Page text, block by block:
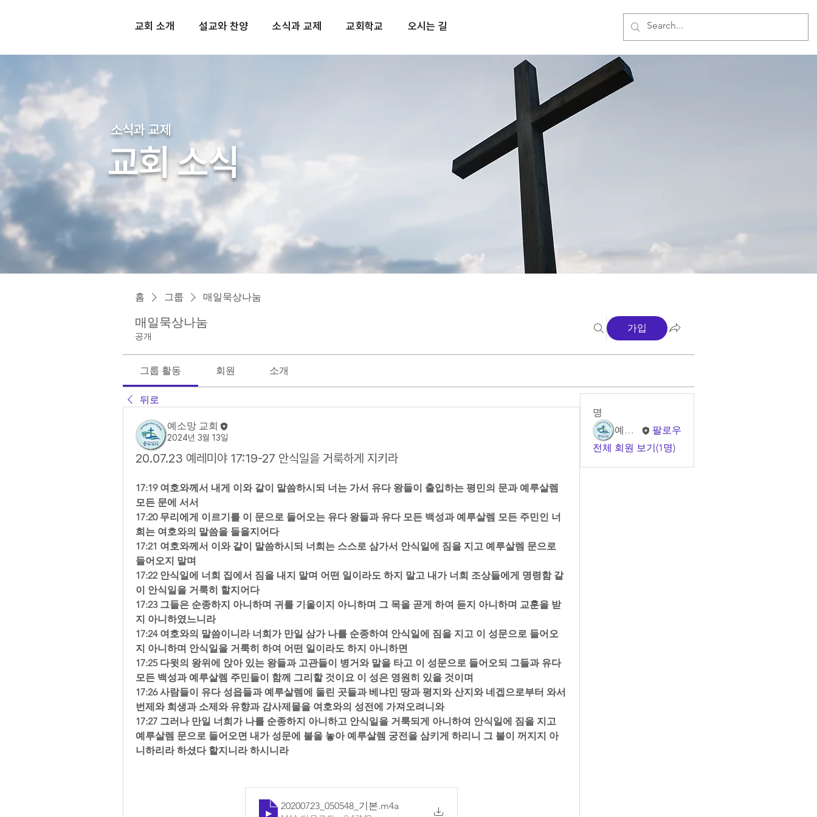
교회 소개 설교와 찬양 소식과 교제 교회학교 오시는 길
소식과 교제
교회 소식
홈 그룹 매일묵상나눔
매일묵상나눔
공개
가입
그룹 활동 회원 소개
뒤로
예소망 교회
2024년 3월 13일
20.07.23 예레미야 17:19-27 안식일을 거룩하게 지키라
17:19 여호와께서 내게 이와 같이 말씀하시되 너는 가서 유다 왕들이 출입하는 평민의 문과 예루살렘
모든 문에 서서
17:20 무리에게 이르기를 이 문으로 들어오는 유다 왕들과 유다 모든 백성과 예루살렘 모든 주민인 너
희는 여호와의 말씀을 들을지어다
17:21 여호와께서 이와 같이 말씀하시되 너희는 스스로 삼가서 안식일에 짐을 지고 예루살렘 문으로
들어오지 말며
17:22 안식일에 너희 집에서 짐을 내지 말며 어떤 일이라도 하지 말고 내가 너희 조상들에게 명령함 같
이 안식일을 거룩히 할지어다
17:23 그들은 순종하지 아니하며 귀를 기울이지 아니하며 그 목을 곧게 하여 듣지 아니하며 교훈을 받
지 아니하였느니라
17:24 여호와의 말씀이니라 너희가 만일 삼가 나를 순종하여 안식일에 짐을 지고 이 성문으로 들어오
지 아니하며 안식일을 거룩히 하여 어떤 일이라도 하지 아니하면
17:25 다윗의 왕위에 앉아 있는 왕들과 고관들이 병거와 말을 타고 이 성문으로 들어오되 그들과 유다
모든 백성과 예루살렘 주민들이 함께 그리할 것이요 이 성은 영원히 있을 것이며
17:26 사람들이 유다 성읍들과 예루살렘에 둘린 곳들과 베냐민 땅과 평지와 산지와 네겝으로부터 와서
번제와 희생과 소제와 유향과 감사제물을 여호와의 성전에 가져오려니와
17:27 그러나 만일 너희가 나를 순종하지 아니하고 안식일을 거룩되게 아니하여 안식일에 짐을 지고
예루살렘 문으로 들어오면 내가 성문에 불을 놓아 예루살렘 궁전을 삼키게 하리니 그 불이 꺼지지 아
니하리라 하셨다 할지니라 하시니라
20200723_050548_기본.m4a
명
예소망 교회
팔로우
전체 회원 보기(1명)